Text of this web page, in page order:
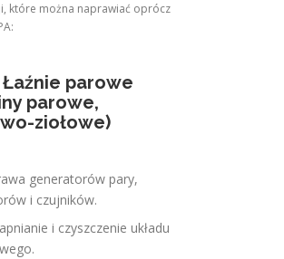
które można naprawiać oprócz
Łaźnie parowe
parowe,
ziołowe)
generatorów pary,
i czujników.
i czyszczenie układu